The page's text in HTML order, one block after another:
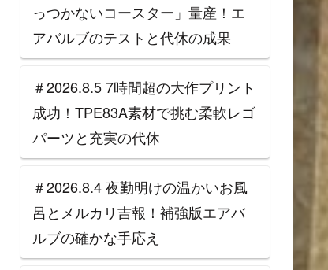
っつかないコースター」量産！エ
アバルブのテストと代休の成果
＃2026.8.5 7時間超の大作プリント
成功！TPE83A素材で挑む柔軟レゴ
パーツと充実の代休
＃2026.8.4 夜勤明けの温かいお風
呂とメルカリ吉報！補強版エアバ
ルブの確かな手応え